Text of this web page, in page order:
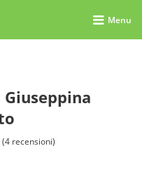
Menu
(4 recensioni)